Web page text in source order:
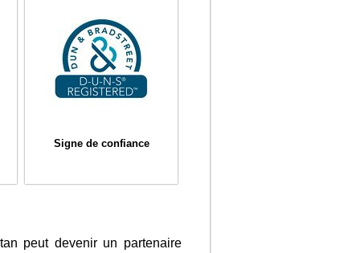
Signe de confiance
peut devenir un partenaire